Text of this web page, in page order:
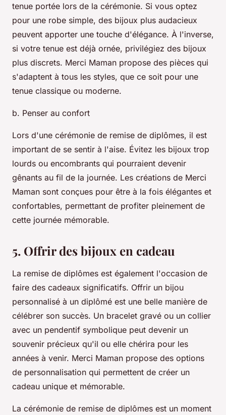
tenue portée lors de la cérémonie. Si vous optez
pour une robe simple, des bijoux plus audacieux
peuvent apporter une touche d'élégance. À l'inverse,
si votre tenue est déjà ornée, privilégiez des bijoux
plus discrets. Merci Maman propose des pièces qui
s'adaptent à tous les styles, que ce soit pour une
tenue classique ou moderne.
b. Penser au confort
Lors d'une cérémonie de remise de diplômes, il est
important de se sentir à l'aise. Évitez les bijoux trop
lourds ou encombrants qui pourraient devenir
gênants au fil de la journée. Les créations de Merci
Maman sont conçues pour être à la fois élégantes et
confortables, permettant de profiter pleinement de
cette journée mémorable.
5. Offrir des bijoux en cadeau
La remise de diplômes est également l'occasion de
faire des cadeaux significatifs. Offrir un bijou
personnalisé à un diplômé est une belle manière de
célébrer son succès. Un bracelet gravé ou un collier
avec un pendentif symbolique peut devenir un
souvenir précieux qu'il ou elle chérira pour les
années à venir. Merci Maman propose des options
de personnalisation qui permettent de créer un
cadeau unique et mémorable.
La cérémonie de remise de diplômes est un moment